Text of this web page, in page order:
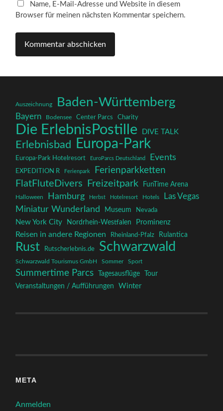
Name, E-Mail-Adresse und Website in diesem
Browser für meinen nächsten Kommentar speichern.
Auszeichnung Baden-Württemberg
Bayern Bodensee Center Parcs Charity
Die ErlebnisPostille DIVE TALK
Erlebnisbad Europa-Park
Europa-Park Hotelresort EuroParcs Deutschland Events
EXPEDITION R Ferienpark Ferienparkketten
FlatFluteDivers Freizeitpark FunTime Arena
Halloween Hamburg Herbst Hotelresort Hotels
Las Vegas
Miniatur Wunderland
Museum Nevada
New York City Nordrhein-Westfalen Prominenz
Reisen in andere Regionen Rheinland-Pfalz Rulantica
Rust Rutscherlebnis.de Schwarzwald
Schwarzwald Tourismus GmbH Sommer Sport
Summertime Parcs Tagesausflüge
Tour
Veranstaltungen / Aufführungen
Winter
META
Anmelden